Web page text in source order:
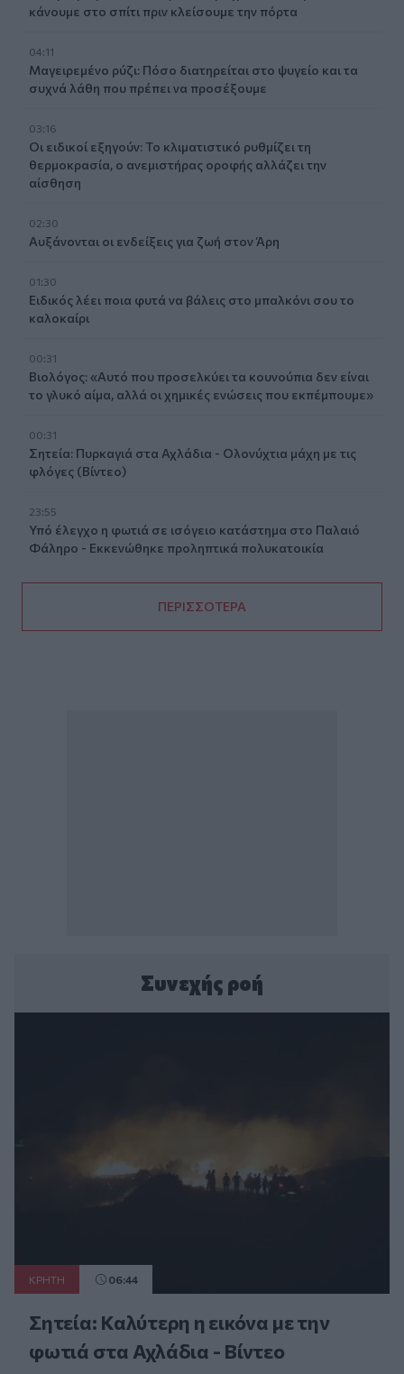
κάνουμε στο σπίτι πριν κλείσουμε την πόρτα
04:11
Μαγειρεμένο ρύζι: Πόσο διατηρείται στο ψυγείο και τα
συχνά λάθη που πρέπει να προσέξουμε
03:16
Οι ειδικοί εξηγούν: Το κλιματιστικό ρυθμίζει τη
θερμοκρασία, ο ανεμιστήρας οροφής αλλάζει την
αίσθηση
02:30
Αυξάνονται οι ενδείξεις για ζωή στον Άρη
01:30
Ειδικός λέει ποια φυτά να βάλεις στο μπαλκόνι σου το
καλοκαίρι
00:31
Βιολόγος: «Αυτό που προσελκύει τα κουνούπια δεν είναι
το γλυκό αίμα, αλλά οι χημικές ενώσεις που εκπέμπουμε»
00:31
Σητεία: Πυρκαγιά στα Αχλάδια - Ολονύχτια μάχη με τις
φλόγες (Βίντεο)
23:55
Υπό έλεγχο η φωτιά σε ισόγειο κατάστημα στο Παλαιό
Φάληρο - Εκκενώθηκε προληπτικά πολυκατοικία
ΠΕΡΙΣΣΟΤΕΡΑ
Συνεχής ροή
ΚΡΗΤΗ 06:44
Σητεία: Καλύτερη η εικόνα με την
φωτιά στα Αχλάδια - Βίντεο